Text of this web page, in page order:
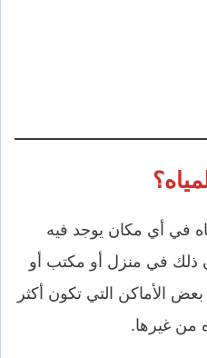
في أي مكان يوجد فيه
ذلك في منزل أو مكتب أو
الأماكن التي تكون أكثر
من غيرها.